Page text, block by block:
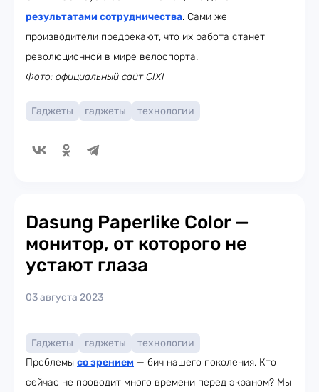
результатами сотрудничества. Сами же
производители предрекают, что их работа станет
революционной в мире велоспорта.
Фото: официальный сайт CIXI
Гаджеты гаджеты технологии
Dasung Paperlike Color —
монитор, от которого не
устают глаза
03 августа 2023
Гаджеты гаджеты
технологии
Проблемы со зрением — бич нашего поколения. Кто
сейчас не проводит много времени перед экраном? Мы